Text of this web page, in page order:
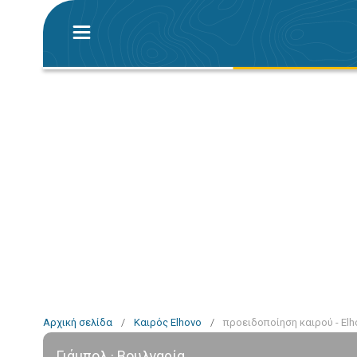
Αρχική σελίδα / Καιρός Elhovo / προειδοποίηση καιρού -